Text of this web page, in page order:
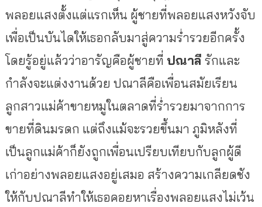
พลอยแสงตั้งแต่แรกเห็น ผู้ชายที่พลอยแสงหวังจับ
เพื่อเป็นบันไดให้เธอกลับมาสู่ความร่ำรวยอีกครั้ง
โดยรู้อยู่แล้วว่าอารัญคือผู้ชายที่ ปณาลี รักและ
กำลังจะแต่งงานด้วย ปณาลีคือเพื่อนสมัยเรียน
ลูกสาวแม่ค้าขายหมูในตลาดที่ร่ำรวยมาจากการ
ขายที่ดินมรดก แต่ถึงแม้จะรวยขึ้นมา ภูมิหลังที่
เป็นลูกแม่ค้าก็ยังถูกเพื่อนเปรียบเทียบกับลูกผู้ดี
เก่าอย่างพลอยแสงอยู่เสมอ สร้างความเกลียดชัง
ให้กับปณาลีทำให้เธอคอยหาเรื่องพลอยแสงไม่เว้น